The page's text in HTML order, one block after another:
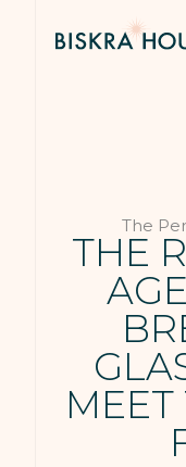
The
THE